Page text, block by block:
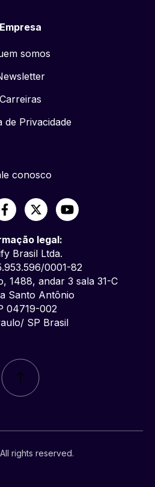
Empresa
somos
Carreiras
de Privacidade
conosco
X YouTube
legal:
Brasil Ltda.
0001-82
1488, andar 3 sala 31-C
Santo Antônio
04719-002
SP Brasil
rights reserved.